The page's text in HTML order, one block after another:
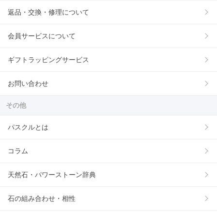
返品・交換・修理について
会員サービスについて
ギフトラッピングサービス
お問い合わせ
その他
パスクルとは
コラム
天然石・パワーストーン辞典
石の組み合わせ・相性